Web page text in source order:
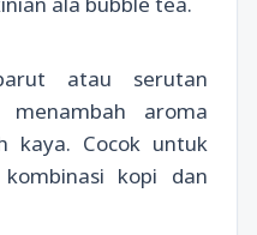
atau serutan
aroma
kaya. Cocok untuk
kopi dan